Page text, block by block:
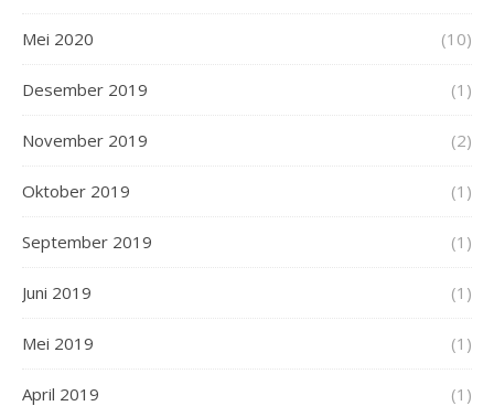
Mei 2020 (10)
Desember 2019 (1)
November 2019 (2)
Oktober 2019 (1)
September 2019 (1)
Juni 2019 (1)
Mei 2019 (1)
April 2019 (1)